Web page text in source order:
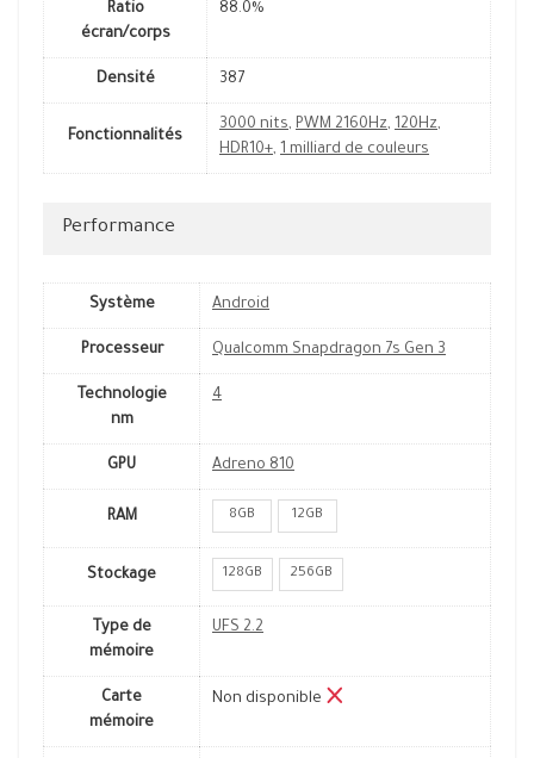
Ratio
écran/corps
88.0%
Densité 387
Fonctionnalités
3000 nits, PWM 2160Hz, 120Hz,
HDR10+, 1 milliard de couleurs
Performance
Système Android
Processeur Qualcomm Snapdragon 7s Gen 3
Technologie
nm
4
GPU Adreno 810
RAM 8GB 12GB
Stockage 128GB 256GB
Type de
mémoire
UFS 2.2
Carte
mémoire
Non disponible